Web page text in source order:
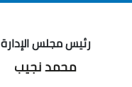
رئيس مجلس الإدارة
محمد نجيب